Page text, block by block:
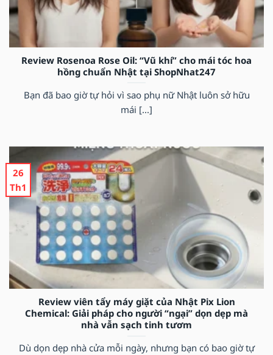
Review Rosenoa Rose Oil: “Vũ khí” cho mái tóc hoa
hồng chuẩn Nhật tại ShopNhat247
Bạn đã bao giờ tự hỏi vì sao phụ nữ Nhật luôn sở hữu
mái [...]
Review viên tẩy máy giặt của Nhật Pix Lion
Chemical: Giải pháp cho người “ngại” dọn dẹp mà
nhà vẫn sạch tinh tươm
Dù dọn dẹp nhà cửa mỗi ngày, nhưng bạn có bao giờ tự
26
Th1